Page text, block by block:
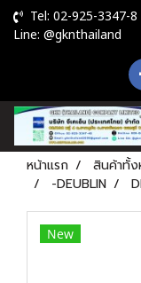
Tel: 02-925-3347-8
Line: @gknthailand
หน้าแรก สินค้าทั้
-DEUBLIN
New